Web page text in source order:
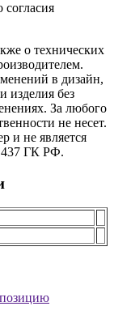
о технических
в дизайн,
изделия без
За любого
не несет.
и не является
437 ГК РФ.
позицию